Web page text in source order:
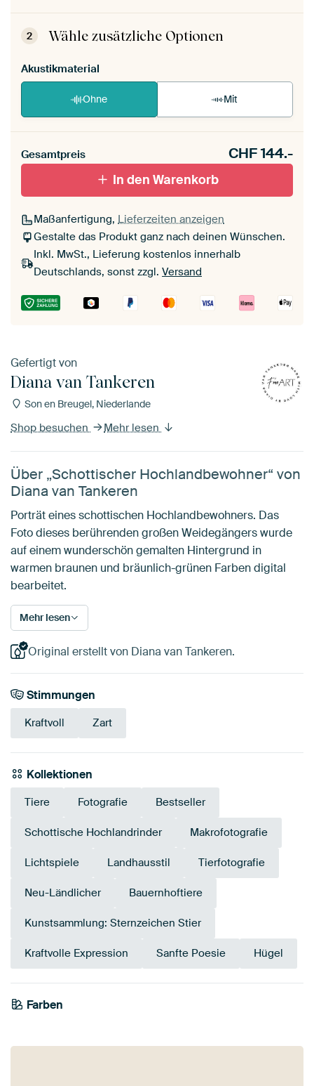
Dein ArtFrame ist im Handumdrehen
aufgebaut.Montageanleitung ansehen
2 Wähle zusätzliche Optionen
Akustikmaterial
Ohne Mit
Gesamtpreis CHF144.-
In den Warenkorb
Maßanfertigung, Lieferzeiten anzeigen
Gestalte das Produkt ganz nach deinen Wünschen.
Inkl. MwSt., Lieferung kostenlos innerhalb
Deutschlands, sonst zzgl. Versand
Gefertigt von
Diana van Tankeren
Son en Breugel, Niederlande
Shop besuchen Mehr lesen
Über „Schottischer Hochlandbewohner“ von
Diana van Tankeren
Porträt eines schottischen Hochlandbewohners. Das
Foto dieses berührenden großen Weidegängers wurde
auf einem wunderschön gemalten Hintergrund in
warmen braunen und bräunlich-grünen Farben digital
bearbeitet.
Mehr lesen
Original erstellt von Diana van Tankeren.
Stimmungen
Kraftvoll Zart
Kollektionen
Tiere Fotografie Bestseller
Schottische Hochlandrinder Makrofotografie
Lichtspiele Landhausstil Tierfotografie
Neu-Ländlicher Bauernhoftiere
Kunstsammlung: Sternzeichen Stier
Kraftvolle Expression Sanfte Poesie Hügel
Farben
Braun
Salbeigrün